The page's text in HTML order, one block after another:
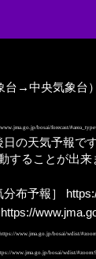
台→中央気象台
bosai/forecast/
の天気予報
することが出来
布予報］
https://
https://www.jma.go.jp/bosai/wdist/
www.jma.go.jp/bosai/wdist/